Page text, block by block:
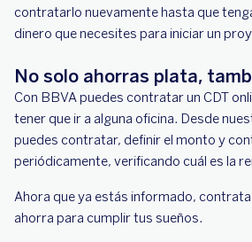
contratarlo nuevamente hasta que
dinero que necesites para iniciar un
No solo ahorras plata,
Con BBVA puedes contratar un CDT
tener que ir a alguna oficina. Desde
puedes contratar, definir el monto y
periódicamente, verificando cuál es la
Ahora que ya estás informado, contrata
ahorra para cumplir tus sueños.